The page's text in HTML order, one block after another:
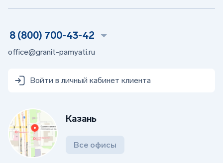
8 (800) 700-43-42
office@granit-pamyati.ru
Войти в личный кабинет клиента
Казань
Все офисы